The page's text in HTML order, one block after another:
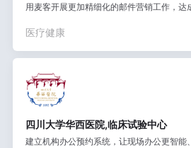
用麦客开展更加精细化的邮件营销工作，达
医疗健康
四川大学华西医院,临床试验中心
建立机构办公预约系统，让现场办公更智能